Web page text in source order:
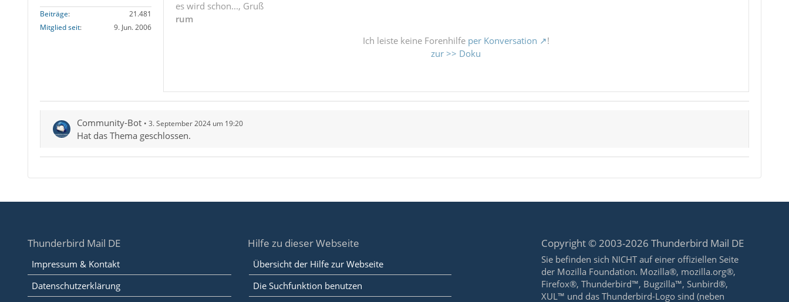
Beiträge
21.481
Mitglied seit
9. Jun. 2006
es wird schon..., Gruß
rum
Ich leiste keine Forenhilfe per Konversation
!
zur >> Doku
Community-Bot 3. September 2024 um 19:20
Hat das Thema geschlossen.
Thunderbird Mail DE
Impressum & Kontakt
Datenschutzerklärung
Hilfe zu dieser Webseite
Übersicht der Hilfe zur Webseite
Die Suchfunktion benutzen
Copyright © 2003-2026 Thunderbird Mail DE
Sie befinden sich NICHT auf einer offiziellen Seite
der Mozilla Foundation. Mozilla®, mozilla.org®,
Firefox®, Thunderbird™, Bugzilla™, Sunbird®,
XUL™ und das Thunderbird-Logo sind (neben